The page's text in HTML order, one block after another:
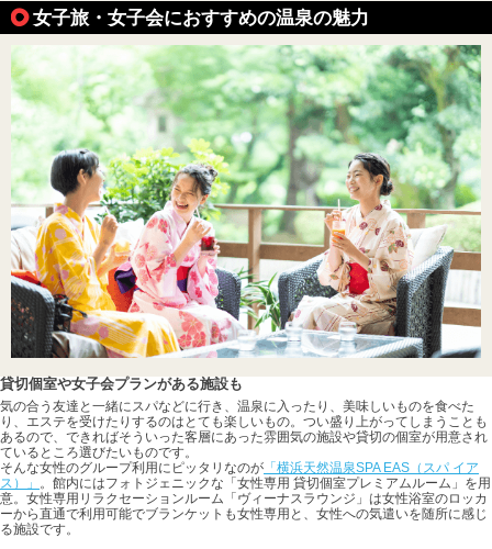
女子旅・女子会におすすめの温泉の魅力
貸切個室や女子会プランがある施設も
気の合う友達と一緒にスパなどに行き、温泉に入ったり、美味しいものを食べた
り、エステを受けたりするのはとても楽しいもの。つい盛り上がってしまうことも
あるので、できればそういった客層にあった雰囲気の施設や貸切の個室が用意され
ているところ選びたいものです。
そんな女性のグループ利用にピッタリなのが 「横浜天然温泉SPA EAS（スパ イア
ス）」 。館内にはフォトジェニックな「女性専用 貸切個室プレミアムルーム」を用
意。女性専用リラクセーションルーム「ヴィーナスラウンジ」は女性浴室のロッカ
ーから直通で利用可能でブランケットも女性専用と、女性への気遣いを随所に感じ
る施設です。